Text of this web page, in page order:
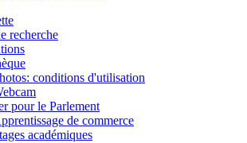
recherche
conditions d'utilisation
pour le Parlement
de commerce
académiques